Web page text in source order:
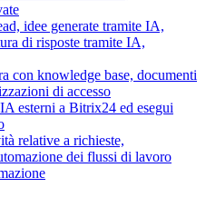
idee generate tramite IA,
di risposte tramite IA,
con knowledge base, documenti
di accesso
esterni a Bitrix24 ed esegui
relative a richieste,
dei flussi di lavoro